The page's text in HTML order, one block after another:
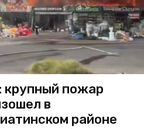
крупный пожар
в
районе